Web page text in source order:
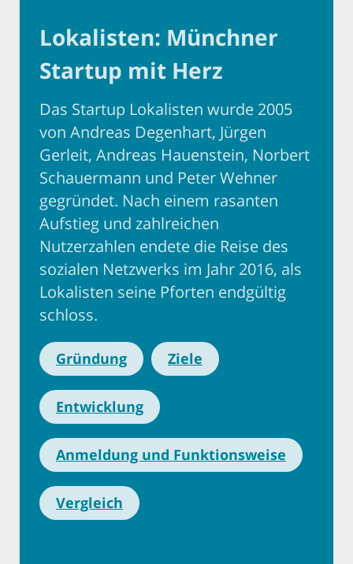
Lokalisten: Münchner
Startup mit Herz
Das Startup Lokalisten wurde 2005
von Andreas Degenhart, Jürgen
Gerleit, Andreas Hauenstein, Norbert
Schauermann und Peter Wehner
gegründet. Nach einem rasanten
Aufstieg und zahlreichen
Nutzerzahlen endete die Reise des
sozialen Netzwerks im Jahr 2016, als
Lokalisten seine Pforten endgültig
schloss.
Gründung Ziele
Entwicklung
Anmeldung und Funktionsweise
Vergleich